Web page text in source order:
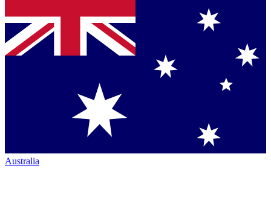
Australia